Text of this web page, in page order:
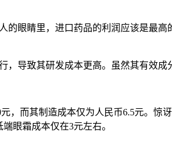
的眼睛里，进口药品的利润应该是最
，导致其研发成本更高。虽然其有效
，而其制造成本仅为人民币6.5元。惊
眼霜成本仅在3元左右。